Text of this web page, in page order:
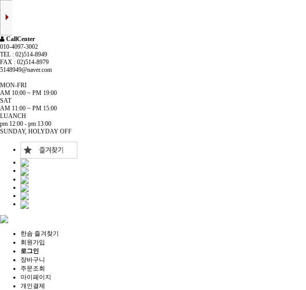
CallCenter
010-4097-3002
TEL : 02)514-8949
FAX : 02)514-8979
5148949@naver.com
MON-FRI
AM 10:00 ~ PM 19:00
SAT
AM 11:00 ~ PM 15:00
LUANCH
pm 12:00 - pm 13:00
SUNDAY, HOLYDAY OFF
한솜 즐겨찾기
회원가입
로그인
장바구니
주문조회
마이페이지
개인결제